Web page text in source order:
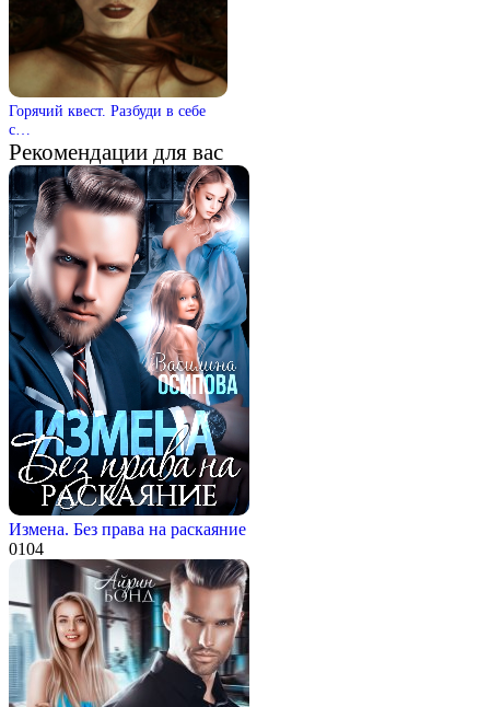
Горячий квест. Разбуди в себе
с…
Рекомендации для вас
Измена. Без права на раскаяние
0104